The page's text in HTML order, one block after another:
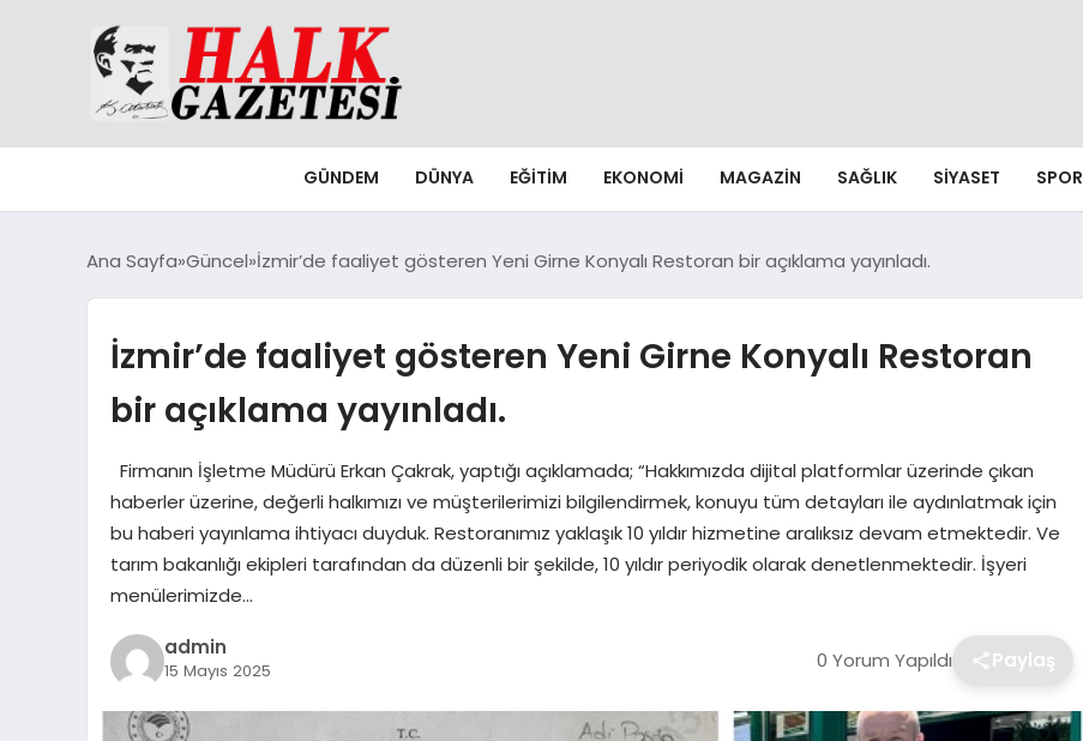
GÜNDEM DÜNYA EĞITIM EKONOMI MAGAZIN SAĞLIK SIYASET SPOR
Ana Sayfa Güncel İzmir’de faaliyet gösteren Yeni Girne Konyalı Restoran bir açıklama yayınladı.
İzmir’de faaliyet gösteren Yeni Girne Konyalı Restoran
bir açıklama yayınladı.
Firmanın İşletme Müdürü Erkan Çakrak, yaptığı açıklamada; “Hakkımızda dijital platformlar üzerinde çıkan
haberler üzerine, değerli halkımızı ve müşterilerimizi bilgilendirmek, konuyu tüm detayları ile aydınlatmak için
bu haberi yayınlama ihtiyacı duyduk. Restoranımız yaklaşık 10 yıldır hizmetine aralıksız devam etmektedir. Ve
tarım bakanlığı ekipleri tarafından da düzenli bir şekilde, 10 yıldır periyodik olarak denetlenmektedir. İşyeri
menülerimizde…
admin
15 Mayıs 2025 0 Yorum Yapıldı Paylaş